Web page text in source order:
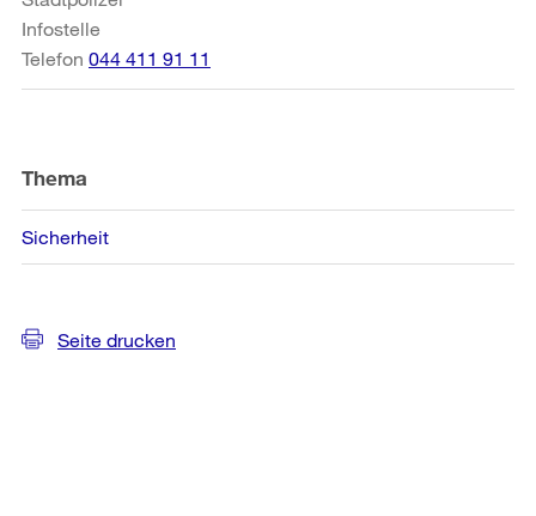
Infostelle
Telefon 044 411 91 11
Thema
Sicherheit
Seite drucken